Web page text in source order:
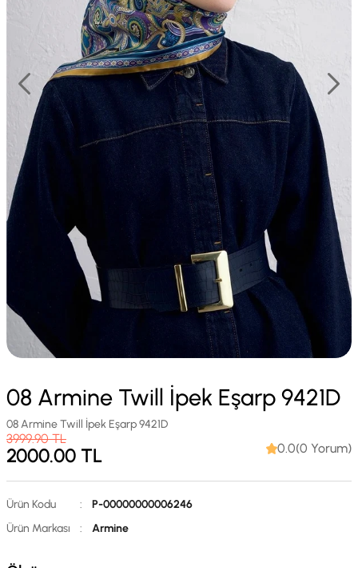
08 Armine Twill İpek Eşarp 9421D
08 Armine Twill İpek Eşarp 9421D
3999.90TL
2000.00 TL 0.0(0 Yorum)
Ürün Kodu :
P-00000000006246
Ürün Markası
: Armine